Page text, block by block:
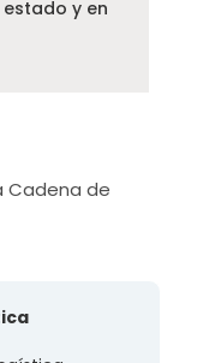
y en
Cadena de